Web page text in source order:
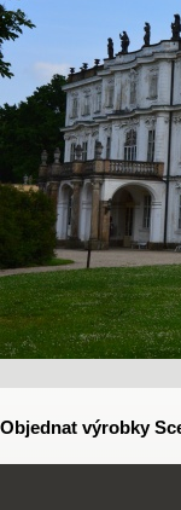
Objednat výrobky